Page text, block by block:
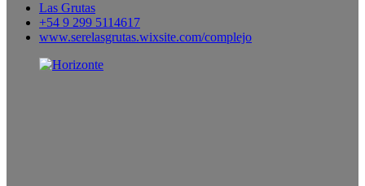
Las Grutas
+54 9 299 5114617
www.serelasgrutas.wixsite.com/complejo